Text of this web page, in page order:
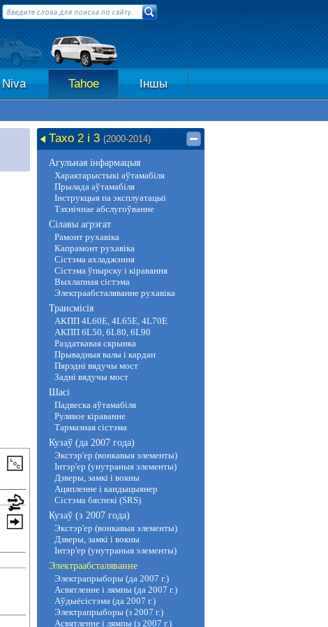
Niva Tahoe Іншы
Тахо 2 і 3 (2000-2014)
Агульная інфармацыя
Характарыстыкі аўтамабіля
Прылада аўтамабіля
Інструкцыя па эксплуатацыі
Тэхнічнае абслугоўванне
Сілавы агрэгат
Рамонт рухавіка
Капрамонт рухавіка
Сістэма ахладжэння
Сістэма ўпырску і кіравання
Выхлапная сістэма
Электраабсталяванне рухавіка
Трансмісія
АКПП 4L60E, 4L65E, 4L70E
АКПП 6L50, 6L80, 6L90
Раздаткавая скрынка
Прывадныя валы і кардан
Пярэдні вядучы мост
Задні вядучы мост
Шасі
Падвеска аўтамабіля
Рулявое кіраванне
Тармазная сістэма
Кузаў (да 2007 года)
Экстэр'ер (вонкавыя элементы)
Інтэр'ер (унутраныя элементы)
Дзверы, замкі і вокны
Ацяпленне і кандыцыянер
Сістэма бяспекі (SRS)
Кузаў (з 2007 года)
Экстэр'ер (вонкавыя элементы)
Дзверы, замкі і вокны
Інтэр'ер (унутраныя элементы)
Электраабсталяванне
Электрапрыборы (да 2007 г.)
Асвятленне і лямпы (да 2007 г.)
Аўдыёсістэма (да 2007 г.)
Электрапрыборы (з 2007 г.)
Асвятленне і лямпы (з 2007 г.)